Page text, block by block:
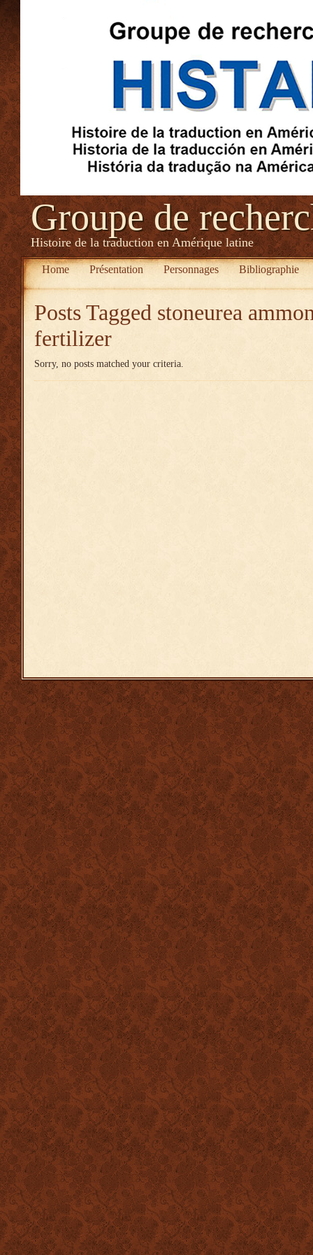
Groupe de
Histoire de la traduction en Amérique latine
Home Présentation Personnages Bibliographie
Posts Tagged stoneurea
fertilizer
Sorry, no posts matched your criteria.